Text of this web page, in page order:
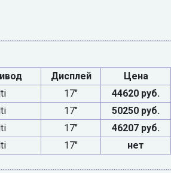
Дисплей
Цена
17"
44620 руб.
17"
50250 руб.
17"
46207 руб.
17" нет